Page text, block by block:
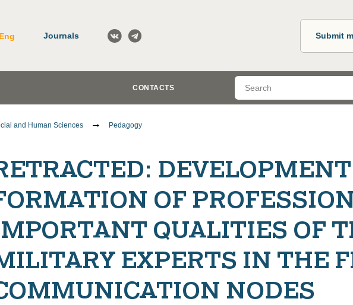
Journals Submit
CONTACTS
and Human Sciences Pedagogy
OF
QUALITIES OF
EXPERTS IN THE
NODES